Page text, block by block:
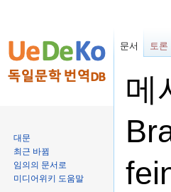
메
문서 토론
대문
최근 바뀜
임의의 문서로
미디어위키 도움말